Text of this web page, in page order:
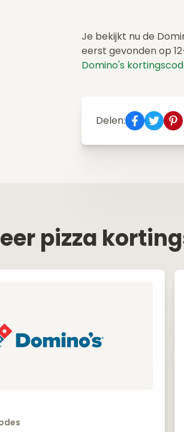
Je bekijkt nu de
eerst gevonden op
Domino's
Delen:
pizza